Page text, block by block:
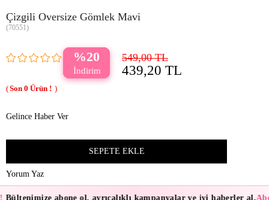
Çizgili Oversize Gömlek Mavi
(70551)
20 549,00 TL
439,20 TL
0
Gelince Haber Ver
Yorum Yaz
Bültenimize abone ol, ayrıcalıklı kampanyalar ve iyi haberler al.